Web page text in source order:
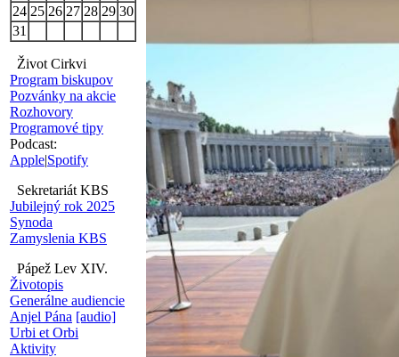
24 25 26 27 28 29 30
31
Život Cirkvi
Program biskupov
Pozvánky na akcie
Rozhovory
Programové tipy
Podcast:
Apple|Spotify
Sekretariát KBS
Jubilejný rok 2025
Synoda
Zamyslenia KBS
Pápež Lev XIV.
Životopis
Generálne audiencie
Anjel Pána [audio]
Urbi et Orbi
Aktivity